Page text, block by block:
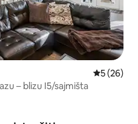
Prosječna
5 (26)
– blizu I5/sajmišta